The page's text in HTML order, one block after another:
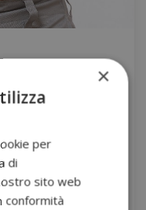
sottovalutarla
sempre più
25% della
×
per
di
sito web
conformità